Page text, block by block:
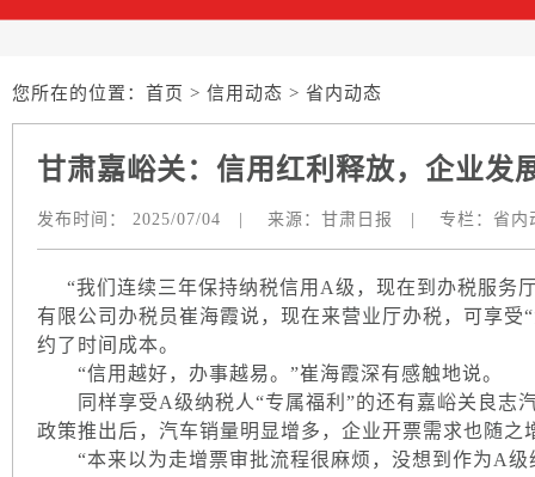
您所在的位置： 首页 > 信用动态 > 省内动态
甘肃嘉峪关：信用红利释放，企业发
发布时间： 2025/07/04 来源： 甘肃日报 专栏： 省内
“我们连续三年保持纳税信用A级，现在到办税服务
有限公司办税员崔海霞说，现在来营业厅办税，可享
约了时间成本。
“信用越好，办事越易。”崔海霞深有感触地说。
同样享受A级纳税人“专属福利”的还有嘉峪关良志
政策推出后，汽车销量明显增多，企业开票需求也随之
“本来以为走增票审批流程很麻烦，没想到作为A级